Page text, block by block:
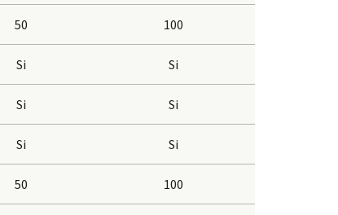
50 100
Si Si
Si Si
Si Si
50 100